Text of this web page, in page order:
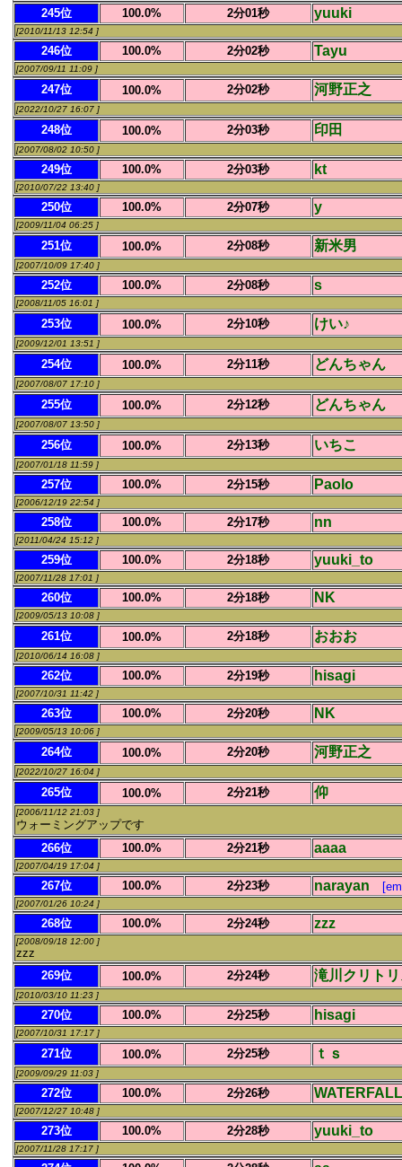
245位 100.0% 2分01秒 yuuki
[2010/11/13 12:54 ]
246位 100.0% 2分02秒 Tayu
[2007/09/11 11:09 ]
247位 100.0% 2分02秒 河野正之
[2022/10/27 16:07 ]
248位 100.0% 2分03秒 印田
[2007/08/02 10:50 ]
249位 100.0% 2分03秒 kt
[2010/07/22 13:40 ]
250位 100.0% 2分07秒 y
[2009/11/04 06:25 ]
251位 100.0% 2分08秒 新米男
[2007/10/09 17:40 ]
252位 100.0% 2分08秒 s
[2008/11/05 16:01 ]
253位 100.0% 2分10秒 けい♪
[2009/12/01 13:51 ]
254位 100.0% 2分11秒 どんちゃん
[2007/08/07 17:10 ]
255位 100.0% 2分12秒 どんちゃん
[2007/08/07 13:50 ]
256位 100.0% 2分13秒 いちこ
[2007/01/18 11:59 ]
257位 100.0% 2分15秒 Paolo
[2006/12/19 22:54 ]
258位 100.0% 2分17秒 nn
[2011/04/24 15:12 ]
259位 100.0% 2分18秒 yuuki_to
[2007/11/28 17:01 ]
260位 100.0% 2分18秒 NK
[2009/05/13 10:08 ]
261位 100.0% 2分18秒 おおお
[2010/06/14 16:08 ]
262位 100.0% 2分19秒 hisagi
[2007/10/31 11:42 ]
263位 100.0% 2分20秒 NK
[2009/05/13 10:06 ]
264位 100.0% 2分20秒 河野正之
[2022/10/27 16:04 ]
265位 100.0% 2分21秒 仰
[2006/11/12 21:03 ]
ウォーミングアップです
266位
100.0% 2分21秒 aaaa
[2007/04/19 17:04 ]
267位 100.0% 2分23秒 narayan
[2007/01/26 10:24 ]
268位 100.0% 2分24秒 zzz
[2008/09/18 12:00 ]
zzz
269位
100.0% 2分24秒 滝川クリト
[2010/03/10 11:23 ]
270位 100.0% 2分25秒 hisagi
[2007/10/31 17:17 ]
271位 100.0% 2分25秒 ｔｓ
[2009/09/29 11:03 ]
272位 100.0% 2分26秒
[2007/12/27 10:48 ]
273位 100.0% 2分28秒 yuuki_to
[2007/11/28 17:17 ]